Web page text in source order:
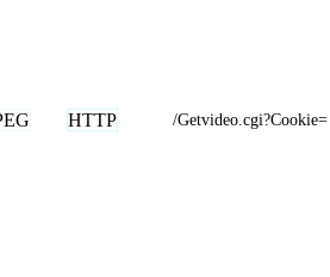
HTTP /Getvideo.cgi?Cookie=